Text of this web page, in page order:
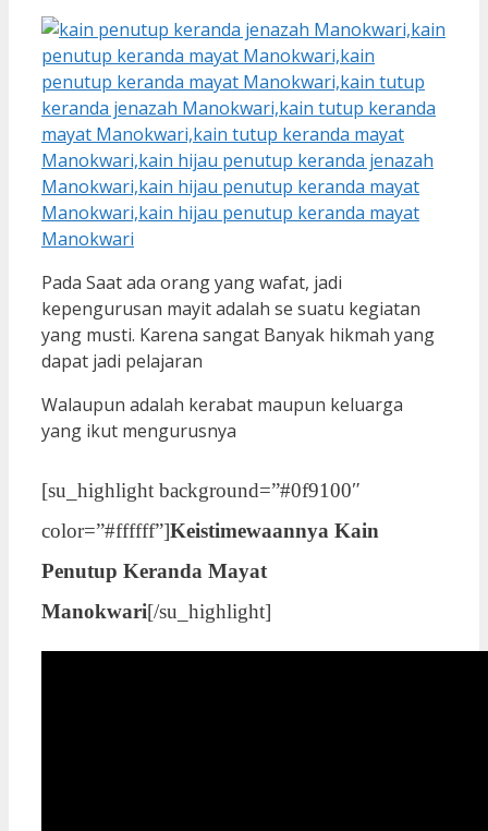
Pada Saat ada orang yang wafat, jadi
kepengurusan mayit adalah se suatu kegiatan
yang musti. Karena sangat Banyak hikmah yang
dapat jadi pelajaran
Walaupun adalah kerabat maupun keluarga
yang ikut mengurusnya
[su_highlight background=”#0f9100″
color=”#ffffff”]Keistimewaannya Kain
Penutup Keranda Mayat
Manokwari[/su_highlight]